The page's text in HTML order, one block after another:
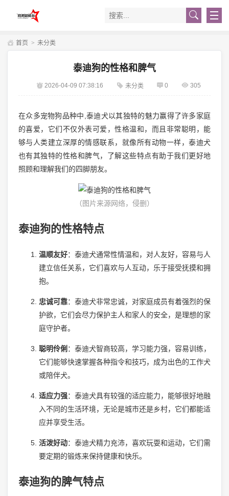
首页 > 未分类
泰迪狗的性格和脾气
2026-04-09 07:38:16 未分类 0 305
在众多宠物狗品种中,泰迪犬以其独特的魅力赢得了许多家庭
的喜爱，它们不仅外表可爱，性格温和，而且非常聪明，能
够与人类建立深厚的情感联系，就像所有动物一样，泰迪犬
也有其独特的性格和脾气，了解这些特点有助于我们更好地
照顾和理解我们的四脚朋友。
（图片来源网络，侵删）
泰迪狗的性格特点
温顺友好：泰迪犬通常性情温和，对人友好，容易与人
建立信任关系，它们喜欢与人互动，乐于接受抚摸和拥
抱。
忠诚可靠：泰迪犬非常忠诚，对家庭成员有着强烈的保
护欲，它们会尽力保护主人和家人的安全，是理想的家
庭守护者。
聪明伶俐 ：泰迪犬智商较高，学习能力强，容易训练，
它们能够快速掌握各种指令和技巧，成为出色的工作犬
或陪伴犬。
适应力强：泰迪犬具有较强的适应能力，能够很好地融
入不同的生活环境，无论是城市还是乡村，它们都能适
应并享受生活。
活泼好动：泰迪犬精力充沛，喜欢玩耍和运动，它们需
要定期的锻炼来保持健康和快乐。
泰迪狗的脾气特点